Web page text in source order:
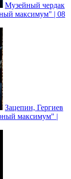
Музейный чердак
максимум" | 08
Зацепин, Гергиев
максимум" |